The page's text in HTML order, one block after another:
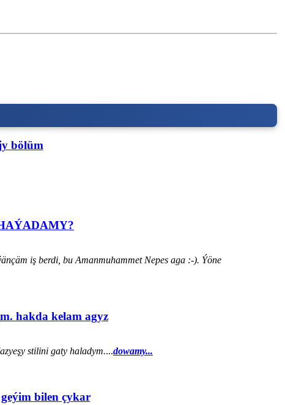
bölüm
iş berdi, bu Amanmuhammet Nepes aga :-). Ýöne
hakda kelam agyz
stilini gaty haladym....dowamy...
bilen çykar